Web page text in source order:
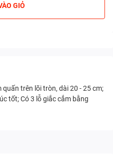
GIỎ
quấn trên lõi tròn, dài 20 - 25 cm;
tốt; Có 3 lỗ giắc cắm bằng